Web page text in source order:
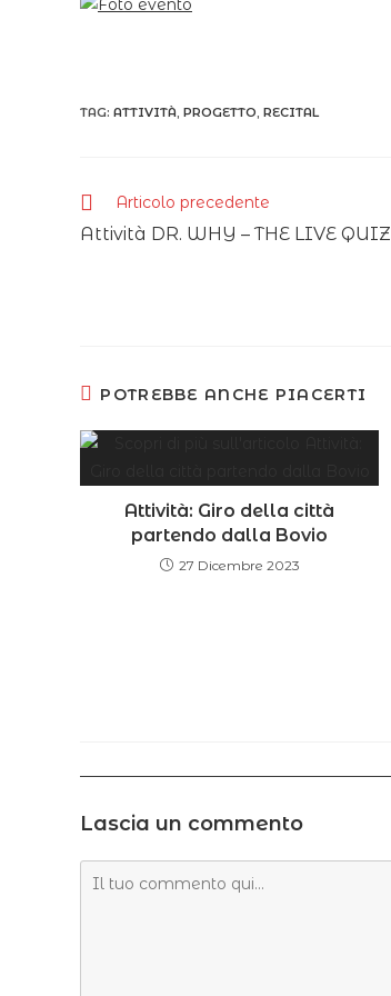
TAG: ATTIVITÀ, PROGETTO, RECITAL
Articolo precedente
Attività DR. WHY – THE LIVE QUIZ
POTREBBE ANCHE PIACERTI
Attività: Giro della città
partendo dalla Bovio
27 Dicembre 2023
Lascia un commento